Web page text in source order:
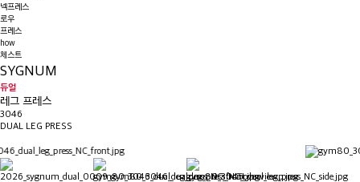
넥프레스
로우
프레스
how
체스트
SYGNUM
듀얼
레그 프레스
3046
DUAL LEG PRESS